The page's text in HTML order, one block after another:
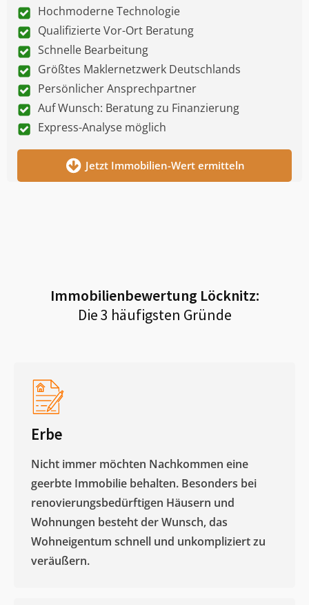
Hochmoderne Technologie
Qualifizierte Vor-Ort Beratung
Schnelle Bearbeitung
Größtes Maklernetzwerk Deutschlands
Persönlicher Ansprechpartner
Auf Wunsch: Beratung zu Finanzierung
Express-Analyse möglich
Jetzt Immobilien-Wert ermitteln
Immobilienbewertung Löcknitz:
Die 3 häufigsten Gründe
Erbe
Nicht immer möchten Nachkommen eine
geerbte Immobilie behalten. Besonders bei
renovierungsbedürftigen Häusern und
Wohnungen besteht der Wunsch, das
Wohneigentum schnell und unkompliziert zu
veräußern. ​